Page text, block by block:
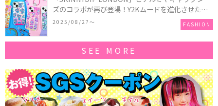
ズのコラボが再び登場！Y2Kムードを進化させた新
作コレクションを発売♪
2025/08/27〜 FASHION
SEE MORE